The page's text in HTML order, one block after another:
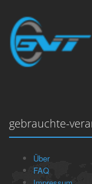
gebrauchte-
Über
FAQ